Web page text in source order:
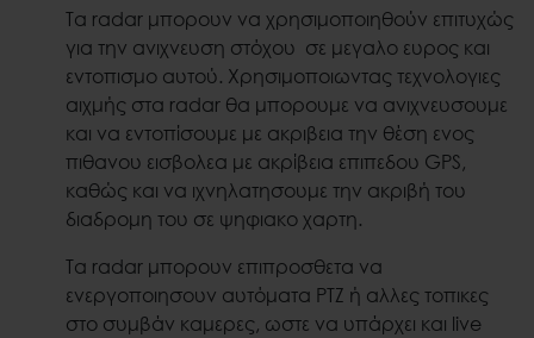
Τα radar μπορουν να χρησιμοποιηθούν επιτυχώς
για την ανιχνευση στόχου σε μεγαλο ευρος και
εντοπισμο αυτού. Χρησιμοποιωντας τεχνολογιες
αιχμής στα radar θα μπορουμε να ανιχνευσουμε
και να εντοπίσουμε με ακριβεια την θέση ενος
πιθανου εισβολεα με ακρίβεια επιπεδου GPS,
καθώς και να ιχνηλατησουμε την ακριβή του
διαδρομη του σε ψηφιακο χαρτη.
Τα radar μπορουν επιπροσθετα να
ενεργοποιησουν αυτόματα PTZ ή αλλες τοπικες
στο συμβάν καμερες, ωστε να υπάρχει και live